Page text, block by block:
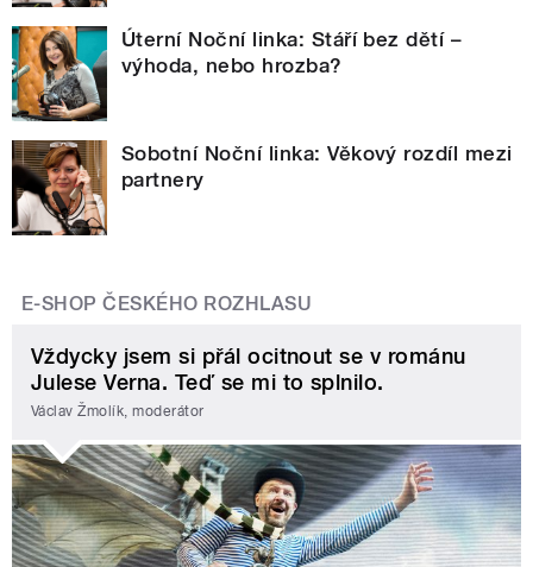
Úterní Noční linka: Stáří bez dětí –
výhoda, nebo hrozba?
Sobotní Noční linka: Věkový rozdíl mezi
partnery
E-SHOP ČESKÉHO ROZHLASU
Vždycky jsem si přál ocitnout se v románu
Julese Verna. Teď se mi to splnilo.
Václav Žmolík, moderátor